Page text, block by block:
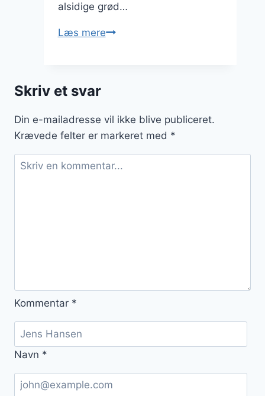
alsidige grød…
Læs mereChiagrød
Skriv et svar
Din e-mailadresse vil ikke blive publiceret.
Krævede felter er markeret med *
Kommentar *
Navn *